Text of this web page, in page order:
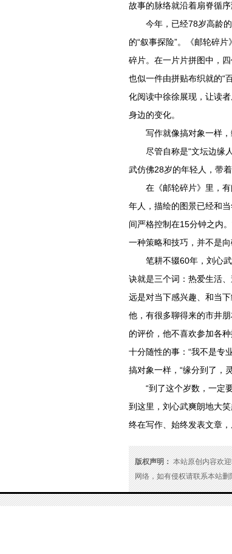
故事的脉络就沿着扇脊循序
今年，已经78岁高龄
的“叙事探险”。《邮轮碎
碎片。在一片片拼图中，
也似一件由拼贴布织就的“
化阅读中徐徐展现，让读
身边的变化。
写作就像搞对象一样
尽管自称是“文坛边缘
武仿佛28岁的年轻人，带
在《邮轮碎片》里，
年人，描绘的图景已经和
间严格控制在15分钟之内
一种策略和技巧，并不是向
笔耕不辍60年，刘心
诀就是三个词：热爱生活
远是对当下感兴趣、和当
他，有很多聊得来的市井
的评价，他不喜欢参加各
十分随性的事：“我不是专
搞对象一样，“缘分到了，
“到了这个岁数，一定
到这里，刘心武爽朗地大
终在写作、始终发表文章
版权声明：本站原创内容欢迎
网络，如有侵权请联系本站删